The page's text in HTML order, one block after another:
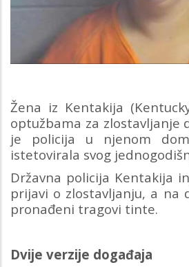
Žena iz Kentakija
optužbama za zlostavljanje
je policija u njenom
istetovirala svog
Državna policija Kentakija
prijavi o zlostavljanju, a na
pronađeni tragovi tinte.
Dvije verzije događaja